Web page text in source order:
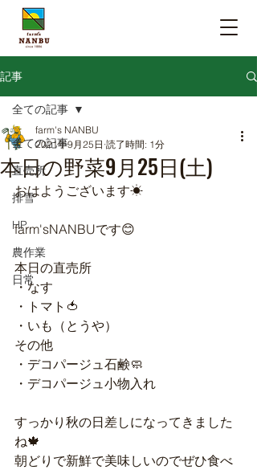
記事
全ての記事
直売所
排雪
HP
農作業
日常
全ての記事
本日の野菜9月25日(土)
farm's NANBU
2021年9月25日 読了時間: 1分
おはようございます☀
farm'sNANBUです😊
本日の直売所
・なす
・トマト🍅
・いも（とうや）
その他
・デコパージュ石鹸🧼
・デコパージュ小物入れ
すっかり秋の日差しになってきました
ね🍁
朝どりで新鮮で美味しいのでぜひ食べ